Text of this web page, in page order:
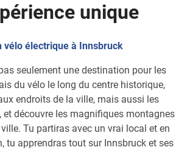
unique
vélo électrique à Innsbruck
seulement une destination pour les
du vélo le long du centre historique,
endroits de la ville, mais aussi les
et découvre les magnifiques montagnes
Tu partiras avec un vrai local et en
tu apprendras tout sur Innsbruck et ses